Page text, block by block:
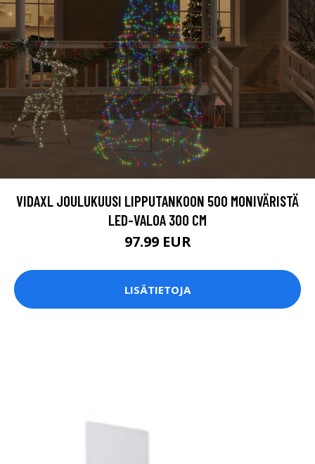
VIDAXL JOULUKUUSI LIPPUTANKOON 500 MONIVÄRISTÄ
LED-VALOA 300 CM
97.99 EUR
LISÄTIETOJA